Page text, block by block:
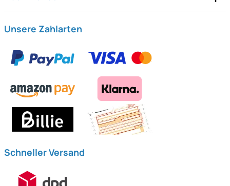
Unsere Zahlarten
Schneller Versand